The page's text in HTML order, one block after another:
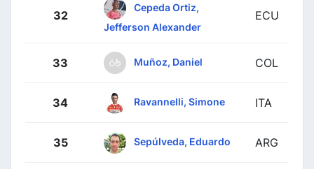
32
Cepeda Ortiz,
Jefferson Alexander
ECU
33 Muñoz, Daniel COL
34 Ravannelli, Simone ITA
35 Sepúlveda, Eduardo ARG